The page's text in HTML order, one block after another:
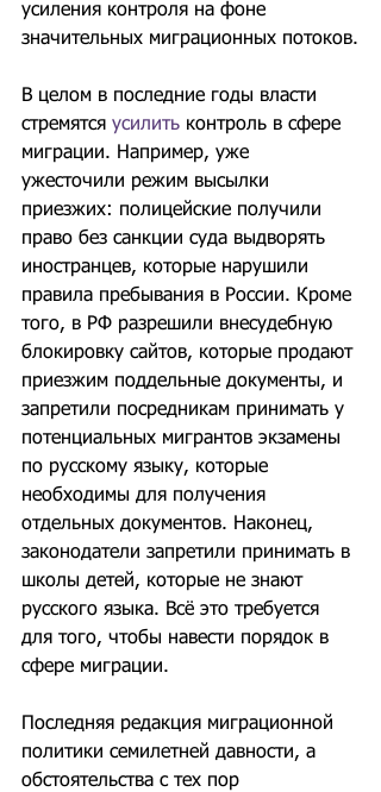
усиления контроля на фоне
значительных миграционных потоков.
В целом в последние годы власти
стремятся усилить контроль в сфере
миграции. Например, уже
ужесточили режим высылки
приезжих: полицейские получили
право без санкции суда выдворять
иностранцев, которые нарушили
правила пребывания в России. Кроме
того, в РФ разрешили внесудебную
блокировку сайтов, которые продают
приезжим поддельные документы, и
запретили посредникам принимать у
потенциальных мигрантов экзамены
по русскому языку, которые
необходимы для получения
отдельных документов. Наконец,
законодатели запретили принимать в
школы детей, которые не знают
русского языка. Всё это требуется
для того, чтобы навести порядок в
сфере миграции.
Последняя редакция миграционной
политики семилетней давности, а
обстоятельства с тех пор